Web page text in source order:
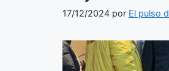
17/12/2024 por El pulso